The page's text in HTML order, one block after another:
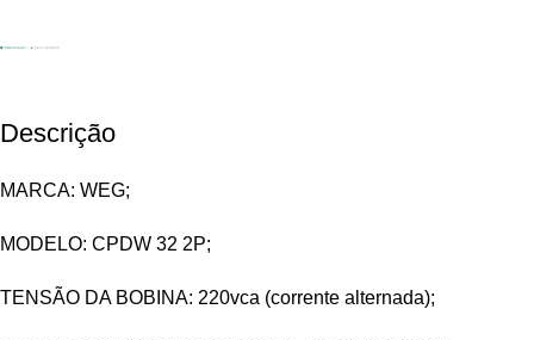
Descrição
MARCA: WEG;
MODELO: CPDW 32 2P;
TENSÃO DA BOBINA: 220vca (corrente alternada);